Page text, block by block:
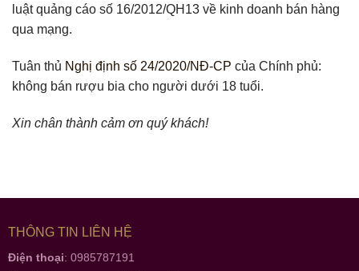
luật quảng cáo số 16/2012/QH13 về kinh doanh bán hàng
qua mạng.
Tuân thủ Nghị định số 24/2020/NĐ-CP của Chính phủ:
không bán rượu bia cho người dưới 18 tuổi.
Xin chân thành cảm ơn quý khách!
THÔNG TIN LIÊN HỆ
Điện thoại: 0985787191